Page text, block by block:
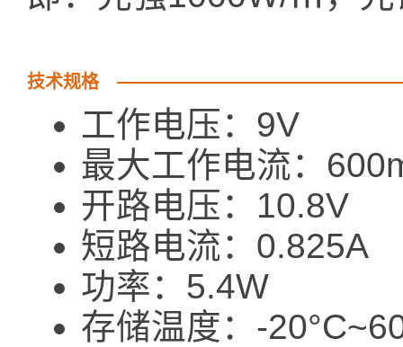
技术规格
工作电压：9V
最大工作电流：
开路电压：10.8V
短路电流：0.825A
功率：5.4W
存储温度：-